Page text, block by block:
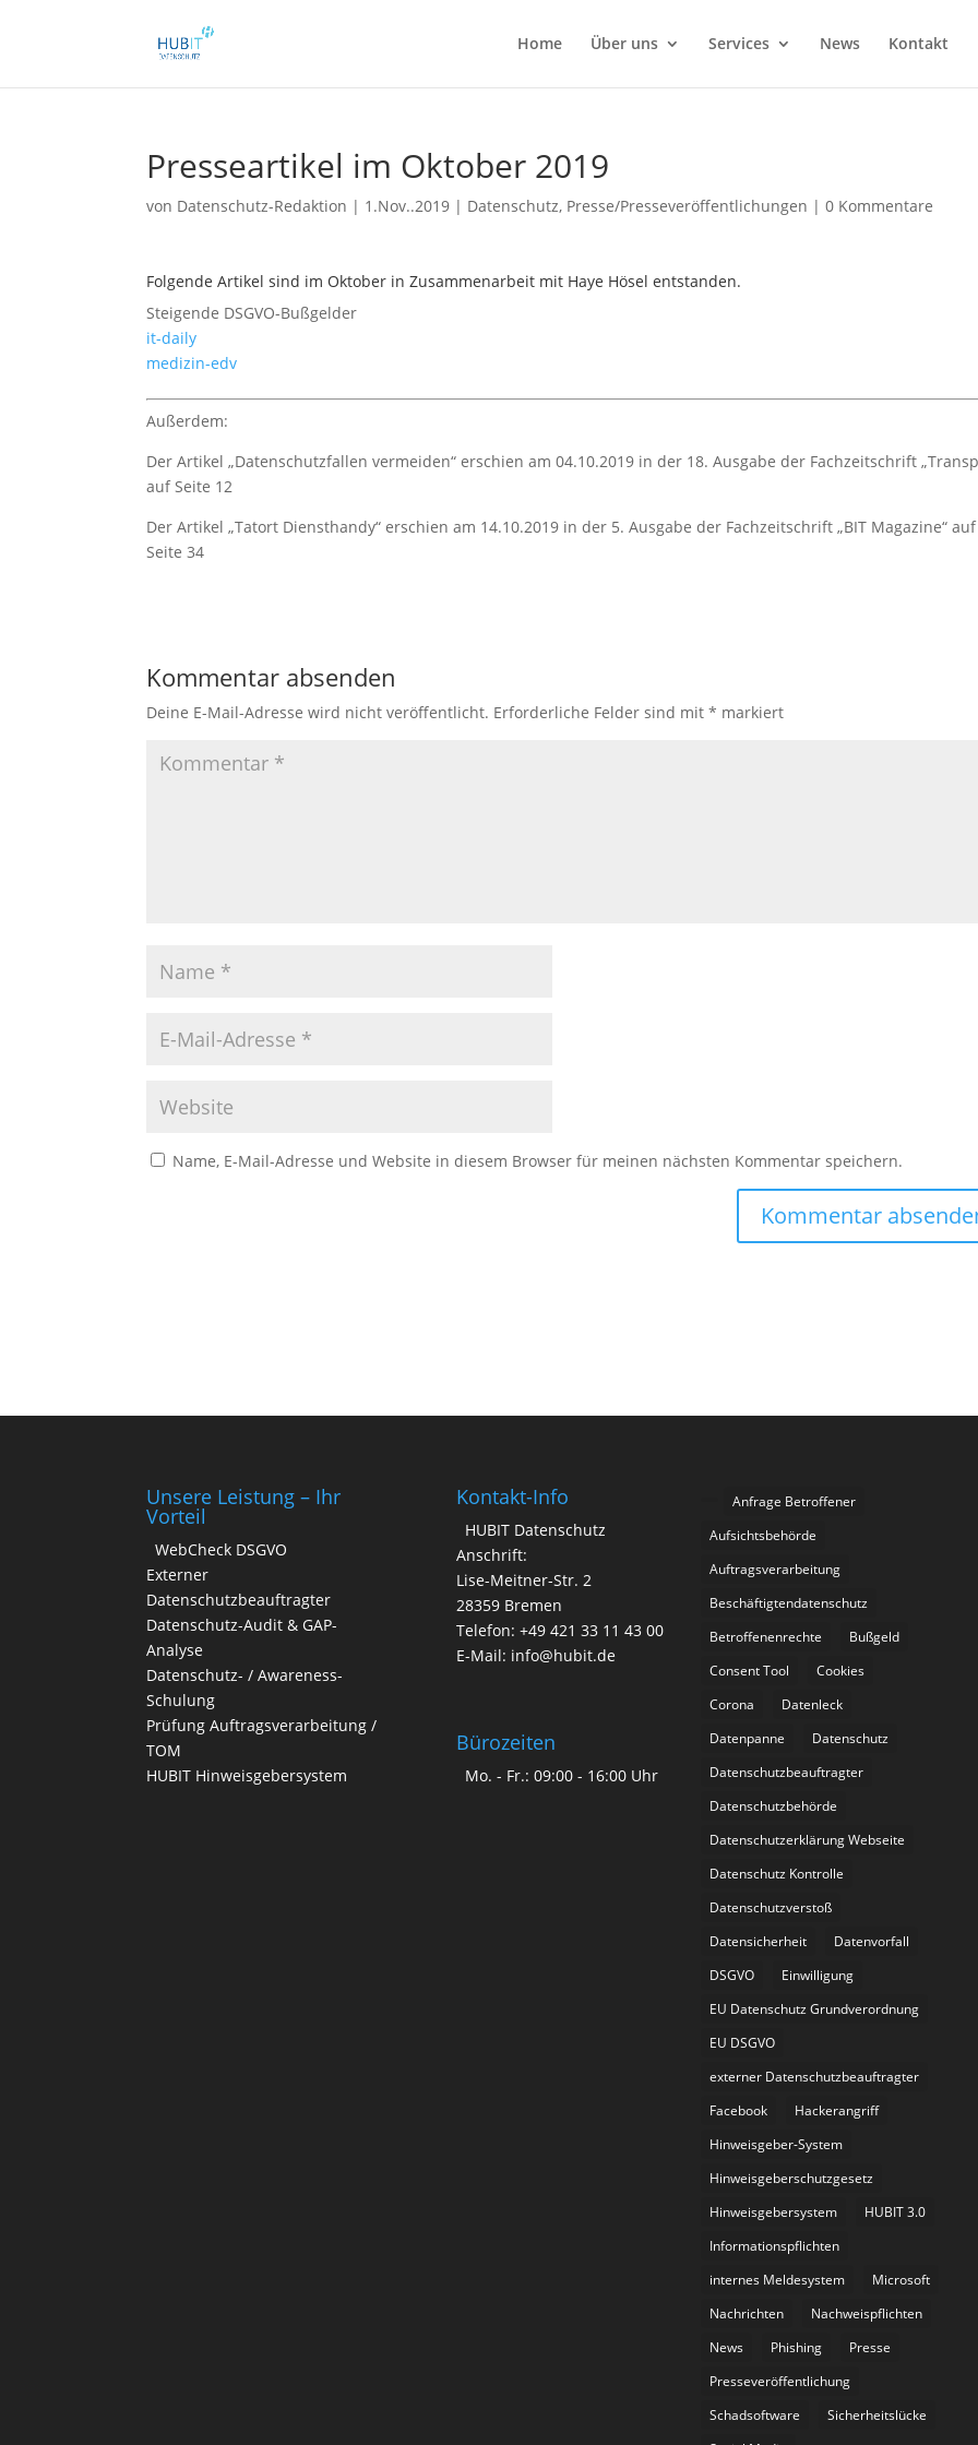
Home Über uns Services News Kontakt
Presseartikel im Oktober 2019
von Datenschutz-Redaktion | 1.Nov..2019 | Datenschutz, Presse/Presseveröffentlichungen |0 Kommentare
Folgende Artikel sind im Oktober in Zusammenarbeit mit Haye Hösel entstanden.
Steigende DSGVO-Bußgelder
it-daily
medizin-edv
Außerdem:
Der Artikel „Datenschutzfallen vermeiden“ erschien am 04.10.2019 in der 18. Ausgabe der Fachzeitschrift
auf Seite 12
Der Artikel „Tatort Diensthandy“ erschien am 14.10.2019 in der 5. Ausgabe der Fachzeitschrift „BIT Magazine“ auf
Seite 34
Kommentar absenden
Deine E-Mail-Adresse wird nicht veröffentlicht. Erforderliche Felder sind mit* markiert
Name, E-Mail-Adresse und Website in diesem Browser für meinen nächsten Kommentar speichern.
e
Unsere Leistung – Ihr
Vorteil
WebCheck DSGVO
Externer
Datenschutzbeauftragter
Datenschutz-Audit & GAP-
Analyse
Datenschutz- / Awareness-
Schulung
Prüfung Auftragsverarbeitung /
TOM
HUBIT Hinweisgebersystem
Kontakt-Info
HUBIT Datenschutz
Anschrift:
Lise-Meitner-Str. 2
28359 Bremen
Telefon: +49 421 33 11 43 00
E-Mail: info@hubit.de
Bürozeiten
Mo. - Fr.: 09:00 - 16:00 Uhr
Anfrage Betroffener
Aufsichtsbehörde
Auftragsverarbeitung
Beschäftigtendatenschutz
Betroffenenrechte
Bußgeld
Consent Tool
Cookies
Corona
Datenleck
Datenpanne
Datenschutz
Datenschutzbeauftragter
Datenschutzbehörde
Datenschutzerklärung Webseite
Datenschutz Kontrolle
Datenschutzverstoß
Datensicherheit
Datenvorfall
DSGVO
Einwilligung
EU Datenschutz Grundverordnung
EU DSGVO
externer Datenschutzbeauftragter
Facebook
Hackerangriff
Hinweisgeber-System
Hinweisgeberschutzgesetz
Hinweisgebersystem
HUBIT 3.0
Informationspflichten
internes Meldesystem
Microsoft
Nachrichten
Nachweispflichten
News
Phishing
Presse
Presseveröffentlichung
Schadsoftware
Sicherheitslücke